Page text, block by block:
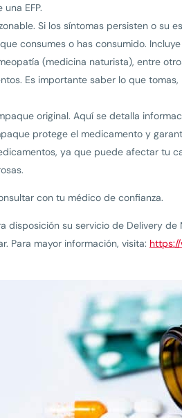
EFP.
Si los síntomas persisten o su
consumes o has consumido.
(medicina naturista), entre
Es importante saber lo que
original. Aquí se detalla
protege el medicamento y
ya que puede afectar tu
con tu médico de confianza.
disposición su servicio de Delivery de
Para mayor información, visita: